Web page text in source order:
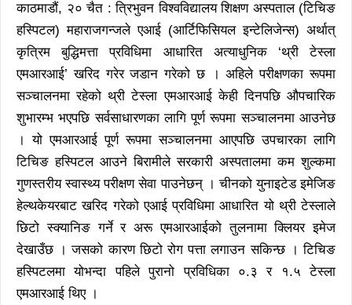
काठमाडौं, २० चैत : त्रिभुवन विश्वविद्यालय शिक्षण अस्पताल (टिचिङ
हस्पिटल) महाराजगन्जले एआई (आर्टिफिसियल इन्टेलिजेन्स) अर्थात्
कृत्रिम बुद्धिमत्ता प्रविधिमा आधारित अत्याधुनिक ‘थ्री टेस्ला
एमआरआई’ खरिद गरेर जडान गरेको छ । अहिले परीक्षणका रूपमा
सञ्चालनमा रहेको थ्री टेस्ला एमआरआई केही दिनपछि औपचारिक
शुभारम्भ भएपछि सर्वसाधारणका लागि पूर्ण रूपमा सञ्चालनमा आउनेछ
। यो एमआरआई पूर्ण रूपमा सञ्चालनमा आएपछि उपचारका लागि
टिचिङ हस्पिटल आउने बिरामीले सरकारी अस्पतालमा कम शुल्कमा
गुणस्तरीय स्वास्थ्य परीक्षण सेवा पाउनेछन् । चीनको युनाइटेड इमेजिङ
हेल्थकेयरबाट खरिद गरेको एआई प्रविधिमा आधारित यो थ्री टेस्लाले
छिटो स्क्यानिङ गर्ने र अरू एमआरआईको तुलनामा क्लियर इमेज
देखाउँछ । जसको कारण छिटो रोग पत्ता लगाउन सकिन्छ । टिचिङ
हस्पिटलमा योभन्दा पहिले पुरानो प्रविधिका ०.३ र १.५ टेस्ला
एमआरआई थिए ।